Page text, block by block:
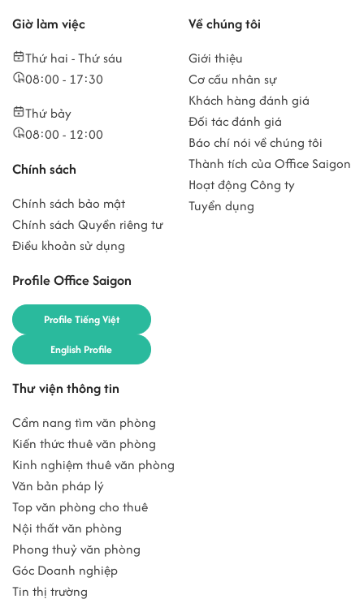
Giờ làm việc
Thứ hai - Thứ sáu
08:00 - 17:30
Thứ bảy
08:00 - 12:00
Chính sách
Chính sách bảo mật
Chính sách Quyền riêng tư
Điều khoản sử dụng
Profile Office Saigon
Profile Tiếng Việt
English Profile
Về chúng tôi
Giới thiệu
Cơ cấu nhân sự
Khách hàng đánh giá
Đối tác đánh giá
Báo chí nói về chúng tôi
Thành tích của Office Saigon
Hoạt động Công ty
Tuyển dụng
Thư viện thông tin
Cẩm nang tìm văn phòng
Kiến thức thuê văn phòng
Kinh nghiệm thuê văn phòng
Văn bản pháp lý
Top văn phòng cho thuê
Nội thất văn phòng
Phong thuỷ văn phòng
Góc Doanh nghiệp
Tin thị trường